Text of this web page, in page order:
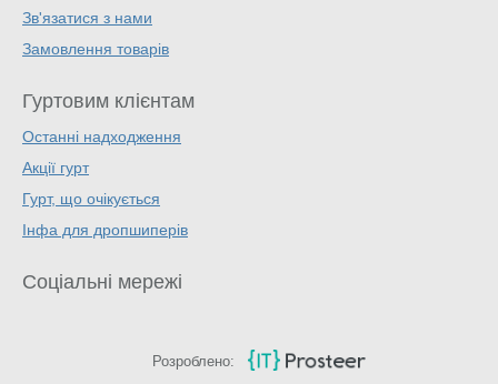
Зв'язатися з нами
Замовлення товарів
Гуртовим клієнтам
Останні надходження
Акції гурт
Гурт, що очікується
Інфа для дропшиперів
Соціальні мережі
Розроблено: